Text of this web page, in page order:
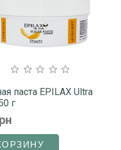
паста EPILAX Ultra
г